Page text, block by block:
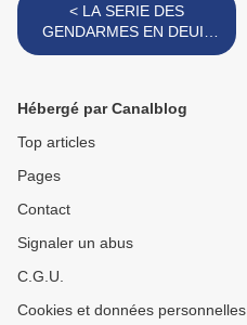
< LA SERIE DES
GENDARMES EN DEUIL
DE SON COMPOSITEUR
Hébergé par Canalblog
Top articles
Pages
Contact
Signaler un abus
C.G.U.
Cookies et données personnelles